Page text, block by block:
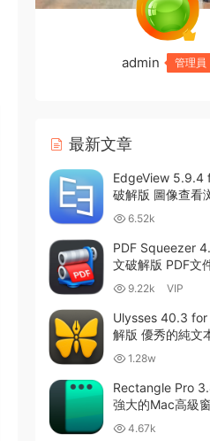
admin 管理員
最新文章
EdgeView 5.9.4
破解版 圖像查看
6.52k
PDF Squeezer
文破解版 PDF文
9.22k VIP
Ulysses 40.3 for
解版 優秀的純文
件 1.28w
Rectangle Pro
強大的Mac高級
4.67k